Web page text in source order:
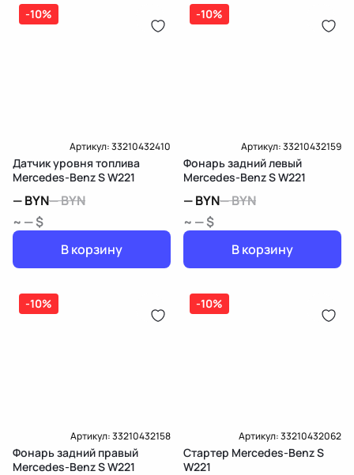
дозатор-распределитель топлива
Карта рассрочки онлайн
-10%
Артикул:33210432410
Датчик уровня топлива
Mercedes-Benz S W221
—BYN—BYN
~ — $
В корзину
-10%
Артикул:33210432159
Фонарь задний левый
Mercedes-Benz S W221
—BYN—BYN
~ — $
В корзину
-10%
Артикул:33210432158
Фонарь задний правый
Mercedes-Benz S W221
-10%
Артикул:33210432062
Стартер Mercedes-Benz S
W221